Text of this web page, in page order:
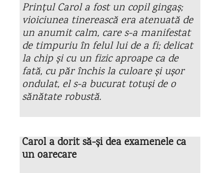
Prințul Carol a fost un copil gingaș;
vioiciunea tinerească era atenuată de
un anumit calm, care s-a manifestat
de timpuriu în felul lui de a fi; delicat
la chip și cu un fizic aproape ca de
fată, cu păr închis la culoare și ușor
ondulat, el s-a bucurat totuși de o
sănătate robustă.
Carol a dorit să-și dea examenele ca
un oarecare